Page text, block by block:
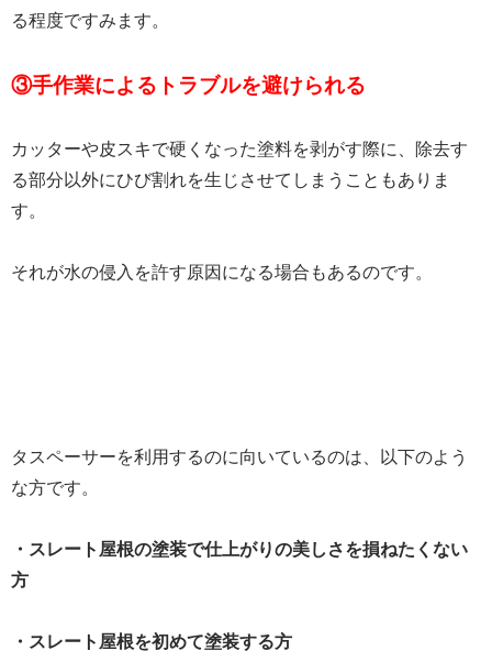
る程度ですみます。
③手作業によるトラブルを避けられる
カッターや皮スキで硬くなった塗料を剥がす際に、除去す
る部分以外にひび割れを生じさせてしまうこともありま
す。
それが水の侵入を許す原因になる場合もあるのです。
タスペーサーを利用するのに向いているのは、以下のよう
な方です。
・スレート屋根の塗装で仕上がりの美しさを損ねたくない
方
・スレート屋根を初めて塗装する方